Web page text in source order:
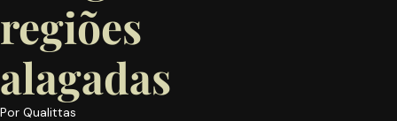
regiões
alagadas
Por Qualittas